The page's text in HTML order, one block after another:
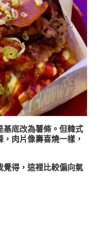
基底改為薯條。但韓式
肉片像壽喜燒一樣，
覺得，這裡比較偏向氣